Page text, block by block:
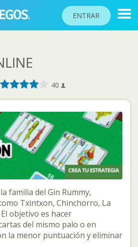
ENTRAR
Favorito 5
3
2
1 40
familia del Gin Rummy,
Txintxon, Chinchorro, La
objetivo es hacer
del mismo palo o en
la menor puntuación y eliminar